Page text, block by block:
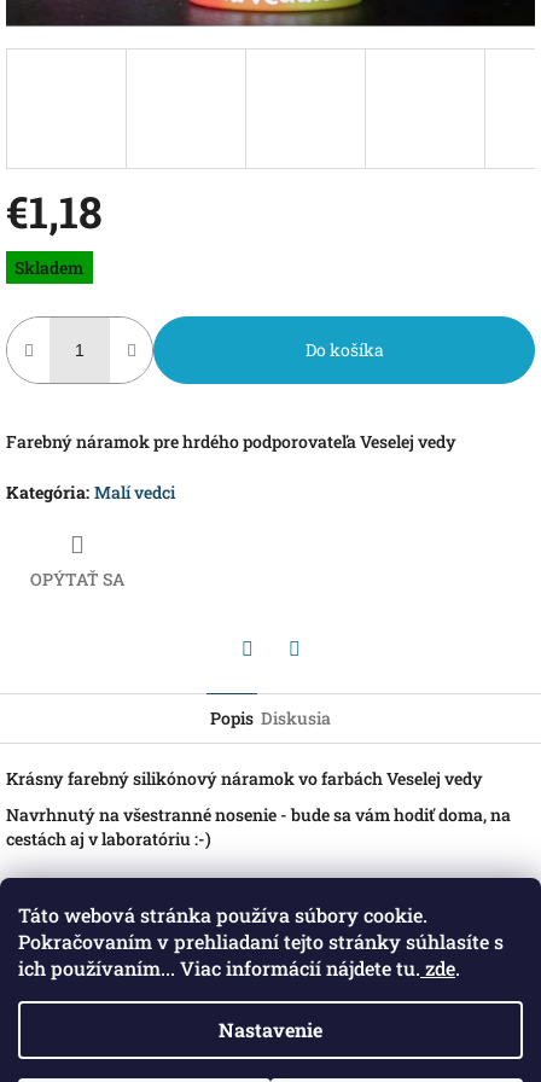
Táto webová stránka používa súbory cookie.
Pokračovaním v prehliadaní tejto stránky súhlasíte s
ich používaním... Viac informácií nájdete tu. zde.
Nastavenie
€1,18
Jednotková
cena:
Skladem
Do košíka
Farebný náramok pre hrdého podporovateľa Veselej vedy
Kategória: Malí vedci
OPÝTAŤ SA
Popis Diskusia
Krásny farebný silikónový náramok vo farbách Veselej vedy
Navrhnutý na všestranné nosenie - bude sa vám hodiť doma, na
cestách aj v laboratóriu :-)
Späť na stránky Veselej vedy
Karty bezpečnostných údajov jednotlivých výrobkov
Klíč IG